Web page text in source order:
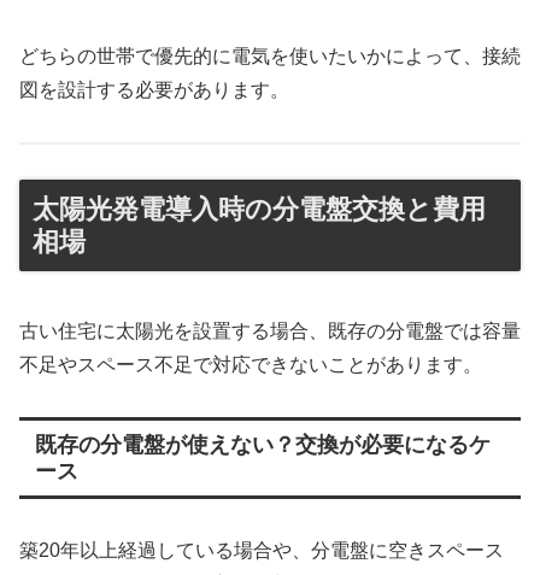
どちらの世帯で優先的に電気を使いたいかによって、接続
図を設計する必要があります。
太陽光発電導入時の分電盤交換と費用
相場
古い住宅に太陽光を設置する場合、既存の分電盤では容量
不足やスペース不足で対応できないことがあります。
既存の分電盤が使えない？交換が必要になるケ
ース
築20年以上経過している場合や、分電盤に空きスペース